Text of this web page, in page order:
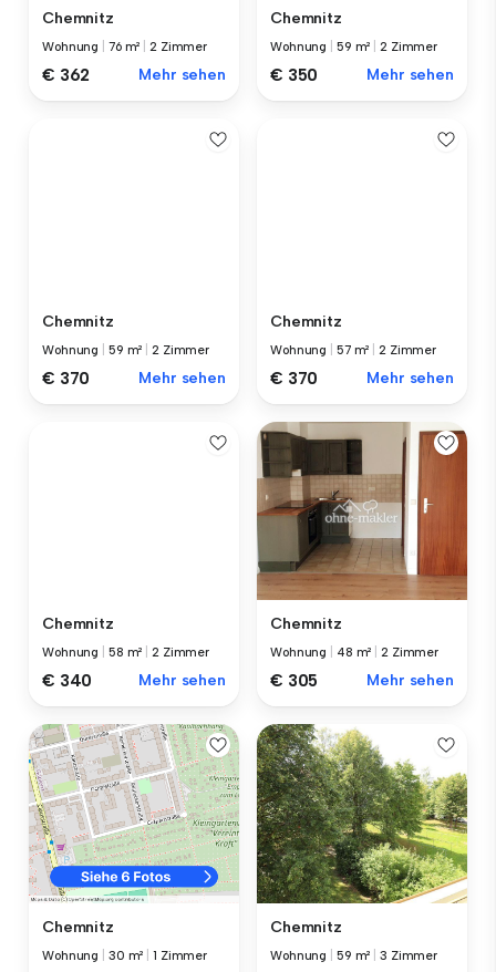
Chemnitz
Wohnung 76 m² |2 Zimmer
€ 362 Mehr sehen
Chemnitz
Wohnung 59 m² |2 Zimmer
€ 350 Mehr sehen
Chemnitz
Wohnung 59 m² |2 Zimmer
€ 370 Mehr sehen
Chemnitz
Wohnung 57 m² |2 Zimmer
€ 370 Mehr sehen
Chemnitz
Wohnung 58 m² |2 Zimmer
€ 340 Mehr sehen
Chemnitz
Wohnung 48 m² |2 Zimmer
€ 305 Mehr sehen
Chemnitz
Wohnung 30 m² |1 Zimmer
Chemnitz
Wohnung 59 m² |3 Zimmer